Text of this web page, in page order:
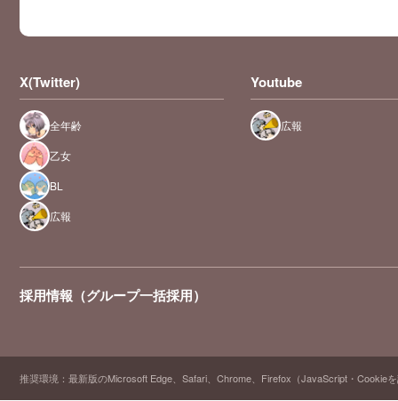
X(Twitter)
全年齢
乙女
BL
広報
Youtube
広報
採用情報（グループ一括採用）
推奨環境：最新版のMicrosoft Edge、Safari、Chrome、Firefox（JavaScript・Cookie